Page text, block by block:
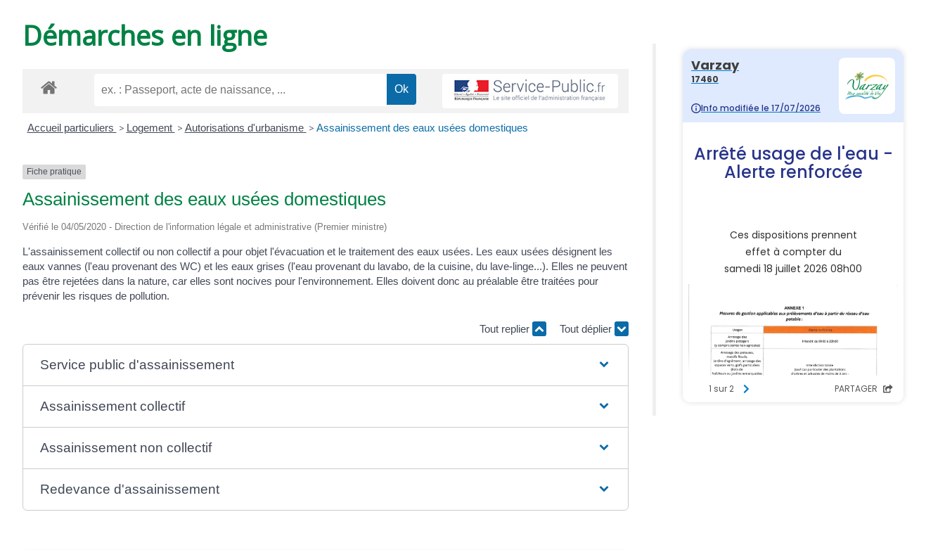
VARZAY
Démarches en ligne
Accueil particuliers > Logement > Autorisations d'urbanisme > Assainissement des eaux usées domestiques
Fiche pratique
Assainissement des eaux usées domestiques
Vérifié le 04/05/2020 - Direction de l'information légale et administrative (Premier ministre)
L'assainissement collectif ou non collectif a pour objet l'évacuation et le traitement des eaux usées. Les eaux usées désignent les
eaux vannes (l'eau provenant des WC) et les eaux grises (l'eau provenant du lavabo, de la cuisine, du lave-linge...). Elles ne peuvent
pas être rejetées dans la nature, car elles sont nocives pour l'environnement. Elles doivent donc au préalable être traitées pour
prévenir les risques de pollution.
Tout replier Tout déplier
Service public d'assainissement
Assainissement collectif
Assainissement non collectif
Redevance d'assainissement